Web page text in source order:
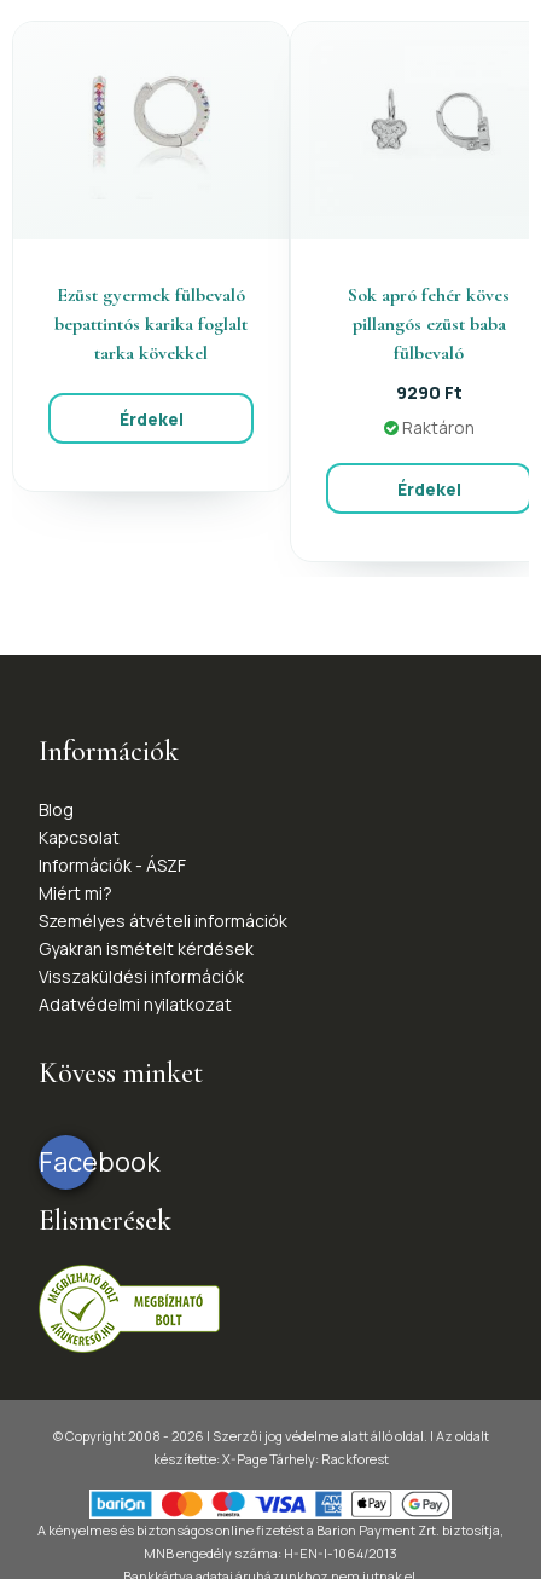
Ezüst gyermek fülbevaló
bepattintós karika foglalt
tarka kövekkel
Érdekel
Sok apró fehér köves
pillangós ezüst baba
fülbevaló
9290 Ft
Raktáron
Érdekel
Információk
Blog
Kapcsolat
Információk - ÁSZF
Miért mi?
Személyes átvételi információk
Gyakran ismételt kérdések
Visszaküldési információk
Adatvédelmi nyilatkozat
Kövess minket
Facebook
Elismerések
© Copyright 2008 - 2026 | Szerzői jog védelme alatt álló oldal. | Az oldalt
készítette: X-PageTárhely: Rackforest
A kényelmes és biztonságos online fizetést a Barion Payment Zrt. biztosítja,
MNB engedély száma: H-EN-I-1064/2013